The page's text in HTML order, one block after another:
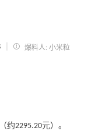
爆料人: 小米粒
约2295.20元）。